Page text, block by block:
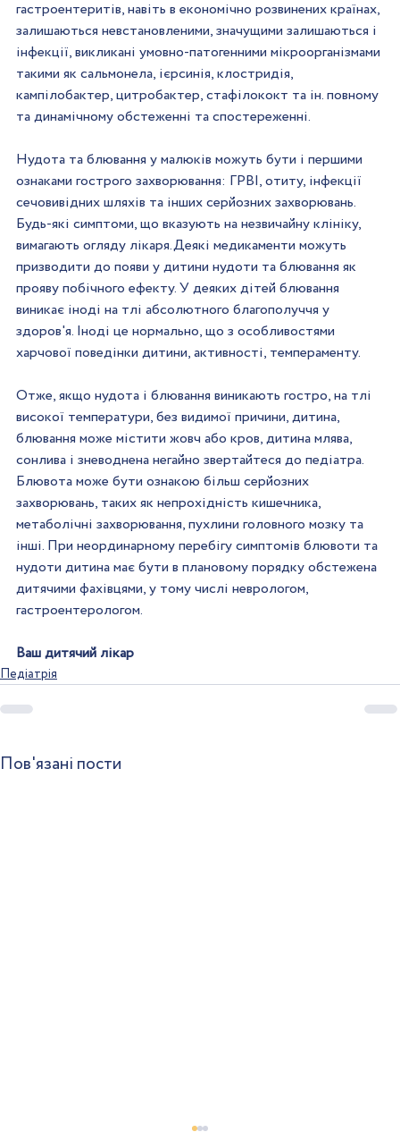
гастроентеритів, навіть в економічно розвинених країнах,
залишаються невстановленими, значущими залишаються і
інфекції, викликані умовно-патогенними мікроорганізмами
такими як сальмонела, ієрсинія, клостридія,
кампілобактер, цитробактер, стафілококт та ін. повному
та динамічному обстеженні та спостереженні.
Нудота та блювання у малюків можуть бути і першими
ознаками гострого захворювання: ГРВІ, отиту, інфекції
сечовивідних шляхів та інших серйозних захворювань.
Будь-які симптоми, що вказують на незвичайну клініку,
вимагають огляду лікаря.Деякі медикаменти можуть
призводити до появи у дитини нудоти та блювання як
прояву побічного ефекту. У деяких дітей блювання
виникає іноді на тлі абсолютного благополуччя у
здоров'я. Іноді це нормально, що з особливостями
харчової поведінки дитини, активності, темпераменту.
Отже, якщо нудота і блювання виникають гостро, на тлі
високої температури, без видимої причини, дитина,
блювання може містити жовч або кров, дитина млява,
сонлива і зневоднена негайно звертайтеся до педіатра.
Блювота може бути ознакою більш серйозних
захворювань, таких як непрохідність кишечника,
метаболічні захворювання, пухлини головного мозку та
інші. При неординарному перебігу симптомів блювоти та
нудоти дитина має бути в плановому порядку обстежена
дитячими фахівцями, у тому числі неврологом,
гастроентерологом.
Ваш дитячий лікар
Педіатрія
Пов'язані пости